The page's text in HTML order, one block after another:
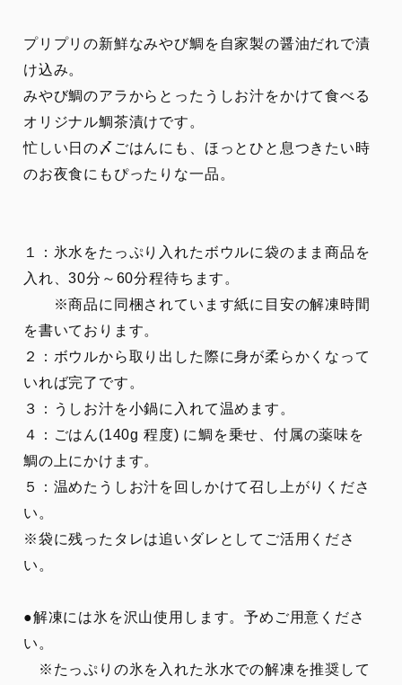
プリプリの新鮮なみやび鯛を自家製の醤油だれで漬
け込み。
みやび鯛のアラからとったうしお汁をかけて食べる
オリジナル鯛茶漬けです。
忙しい日の〆ごはんにも、ほっとひと息つきたい時
のお夜食にもぴったりな一品。
１：氷水をたっぷり入れたボウルに袋のまま商品を
入れ、30分～60分程待ちます。
※商品に同梱されています紙に目安の解凍時間
を書いております。
２：ボウルから取り出した際に身が柔らかくなって
いれば完了です。
３：うしお汁を小鍋に入れて温めます。
４：ごはん(140g 程度) に鯛を乗せ、付属の薬味を
鯛の上にかけます。
５：温めたうしお汁を回しかけて召し上がりくださ
い。
※袋に残ったタレは追いダレとしてご活用くださ
い。
●解凍には氷を沢山使用します。予めご用意くださ
い。
※たっぷりの氷を入れた氷水での解凍を推奨して